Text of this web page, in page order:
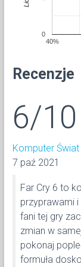
40%
0
Recenzje
6/10
Komputer Świat
7 paź 2021
Far Cry 6 to
przyprawami
fani tej gry
zmian w
pokonaj
formuła